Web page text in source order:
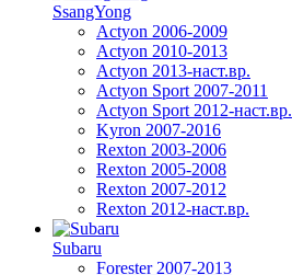
SsangYong
Actyon 2006-2009
Actyon 2010-2013
Actyon 2013-наст.вр.
Actyon Sport 2007-2011
Actyon Sport 2012-наст.вр.
Kyron 2007-2016
Rexton 2003-2006
Rexton 2005-2008
Rexton 2007-2012
Rexton 2012-наст.вр.
Subaru
Forester 2007-2013